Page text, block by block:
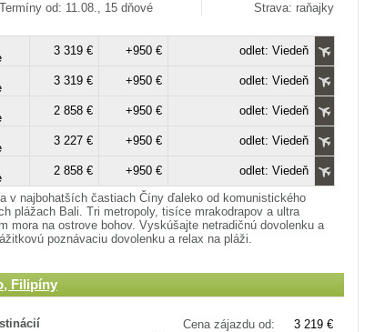
Termíny od: 11.08., 15 dňové
Strava: raňajky
3 319 € +950 € odlet: Viedeň
3 319 € +950 € odlet: Viedeň
2 858 € +950 € odlet: Viedeň
3 227 € +950 € odlet: Viedeň
2 858 € +950 €
odlet: Viedeň
v najbohatších častiach Číny ďaleko od komunistického
plážach Bali. Tri metropoly, tisíce mrakodrapov a ultra
mora na ostrove bohov. Vyskúšajte netradičnú dovolenku a
poznávaciu dovolenku a relax na pláži.
Filipíny
Cena zájazdu od:
3 219 €